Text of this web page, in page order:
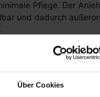
Über Cookies
Pflege. Der
und dadurch